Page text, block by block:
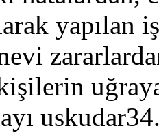
yapılan